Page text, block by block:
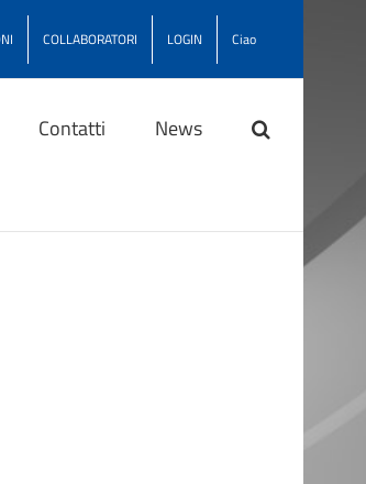
COLLABORATORI LOGIN Ciao
Contatti News